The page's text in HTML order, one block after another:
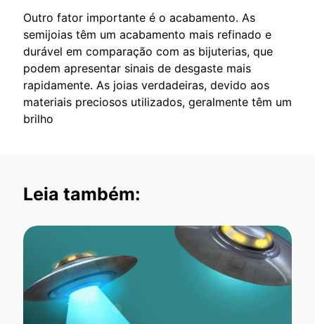
Outro fator importante é o acabamento. As
semijoias têm um acabamento mais refinado e
durável em comparação com as bijuterias, que
podem apresentar sinais de desgaste mais
rapidamente. As joias verdadeiras, devido aos
materiais preciosos utilizados, geralmente têm um
brilho
Leia também: